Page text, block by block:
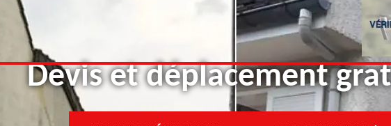
Devis et déplacement